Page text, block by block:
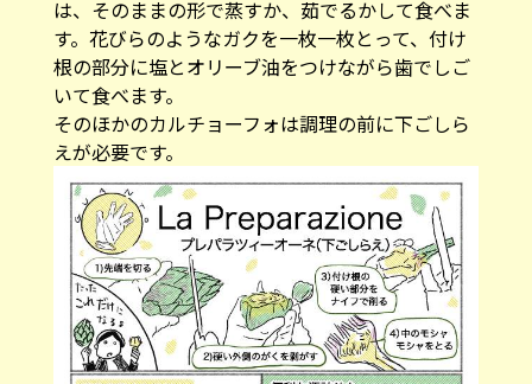
は、そのままの形で蒸すか、茹でるかして食べま
す。花びらのようなガクを一枚一枚とって、付け
根の部分に塩とオリーブ油をつけながら歯でしご
いて食べます。
そのほかのカルチョーフォは調理の前に下ごしら
えが必要です。